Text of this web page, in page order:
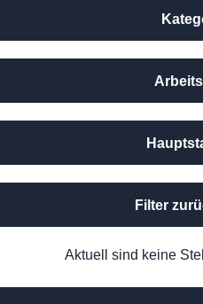
Filter
Aktuell sind keine